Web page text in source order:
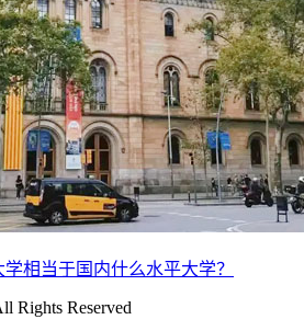
相当于国内什么水平大学？
Rights Reserved